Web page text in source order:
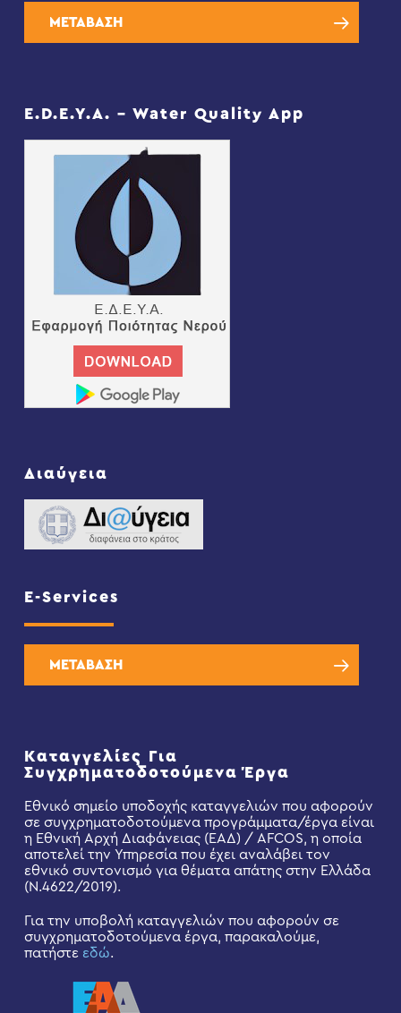
ΜΕΤΑΒΑΣΗ
E.D.E.Y.A. – Water Quality App
Διαύγεια
E-Services
ΜΕΤΑΒΑΣΗ
Καταγγελίες Για
Συγχρηματοδοτούμενα Έργα
Εθνικό σημείο υποδοχής καταγγελιών που αφορούν
σε συγχρηματοδοτούμενα προγράμματα/έργα είναι
η Εθνική Αρχή Διαφάνειας (ΕΑΔ) / AFCOS, η οποία
αποτελεί την Υπηρεσία που έχει αναλάβει τον
εθνικό συντονισμό για θέματα απάτης στην Ελλάδα
(Ν.4622/2019).
Για την υποβολή καταγγελιών που αφορούν σε
συγχρηματοδοτούμενα έργα, παρακαλούμε,
πατήστε εδώ.